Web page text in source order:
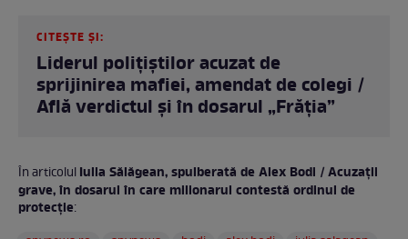
CITEȘTE ȘI:
Liderul polițiștilor acuzat de
sprijinirea mafiei, amendat de colegi /
Află verdictul și în dosarul „Frăția”
În articolulIulia Sălăgean, spulberată de Alex Bodi / Acuzații
grave, în dosarul în care milionarul contestă ordinul de
protecție: